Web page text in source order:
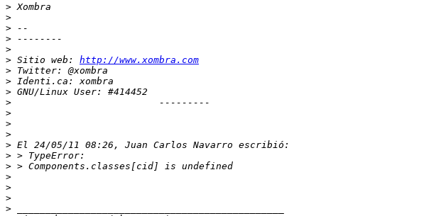
>
>
>
>
>
> Sitio web: http://www.xombra.com
>
>
>
>
>
>
>
>
>
>
>
>
>
>